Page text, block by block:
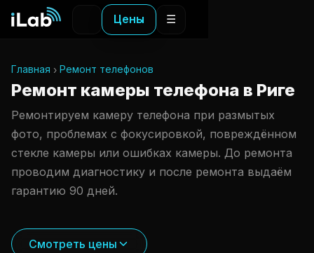
Цены ☰
Главная Ремонт телефонов
Ремонт камеры телефона в Риге
Ремонтируем камеру телефона при размытых
фото, проблемах с фокусировкой, повреждённом
стекле камеры или ошибках камеры. До ремонта
проводим диагностику и после ремонта выдаём
гарантию 90 дней.
Смотреть цены